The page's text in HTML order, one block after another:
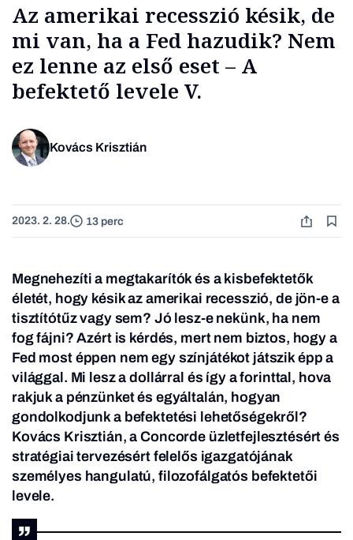
Az amerikai recesszió késik, de
mi van, ha a Fed hazudik? Nem
ez lenne az első eset – A
befektető levele V.
Kovács Krisztián
2023. 2. 28. 13 perc
Megnehezíti a megtakarítók és a kisbefektetők
életét, hogy késik az amerikai recesszió, de jön-e a
tisztítótűz vagy sem? Jó lesz-e nekünk, ha nem
fog fájni? Azért is kérdés, mert nem biztos, hogy a
Fed most éppen nem egy színjátékot játszik épp a
világgal. Mi lesz a dollárral és így a forinttal, hova
rakjuk a pénzünket és egyáltalán, hogyan
gondolkodjunk a befektetési lehetőségekről?
Kovács Krisztián, a Concorde üzletfejlesztésért és
stratégiai tervezésért felelős igazgatójának
személyes hangulatú, filozofálgatós befektetői
levele.